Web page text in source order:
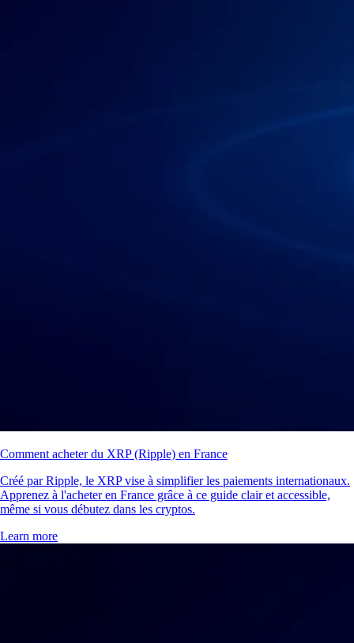
Comment acheter du XRP (Ripple) en France
Créé par Ripple, le XRP vise à simplifier les paiements internationaux.
Apprenez à l'acheter en France grâce à ce guide clair et accessible,
même si vous débutez dans les cryptos.
Learn more